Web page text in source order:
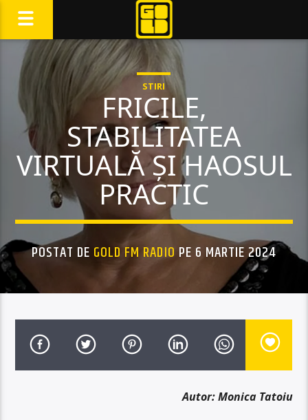
STIRI
FRICILE,
STABILITATEA
VIRTUALĂ ȘI HAOSUL
PRACTIC
POSTAT DE GOLD FM RADIOPE 6 MARTIE 2024
Autor: Monica Tatoiu